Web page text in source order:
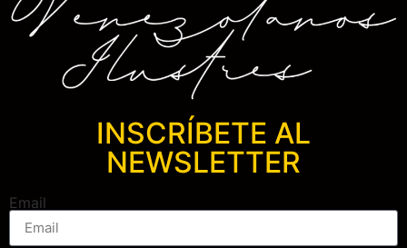
INSCRÍBETE AL
NEWSLETTER
Email